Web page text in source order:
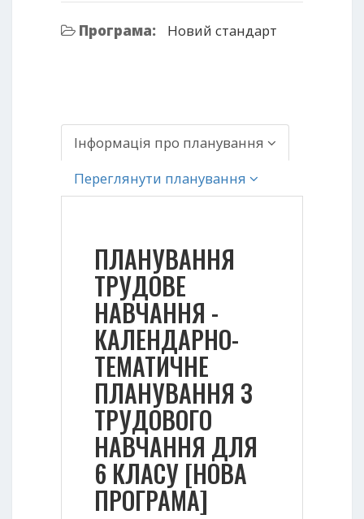
Програма: Новий стандарт
Інформація про планування
Переглянути планування
ПЛАНУВАННЯ
ТРУДОВЕ
НАВЧАННЯ -
КАЛЕНДАРНО-
ТЕМАТИЧНЕ
ПЛАНУВАННЯ З
ТРУДОВОГО
НАВЧАННЯ ДЛЯ
6 КЛАСУ [НОВА
ПРОГРАМА]